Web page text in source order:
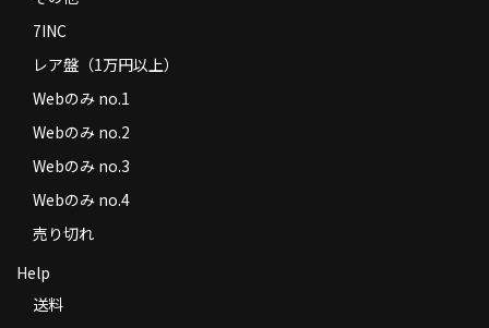
7INC
レア盤（1万円以上）
Webのみ no.1
Webのみ no.2
Webのみ no.3
Webのみ no.4
売り切れ
Help
送料